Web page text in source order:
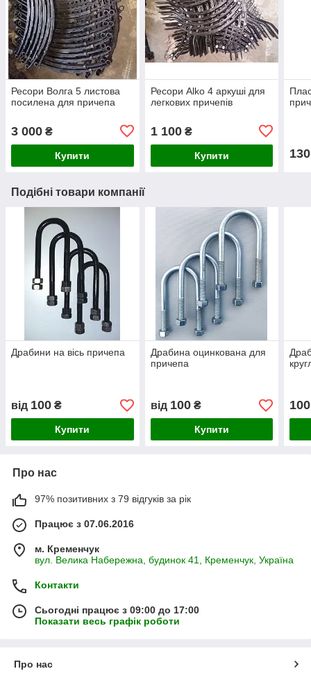
Ресори Волга 5 листова
посилена для причепа
3 000 ₴
Купити
Ресори Alko 4 аркуші для
легкових причепів
1 100₴
Купити 130
Подібні товари компанії
Драбини на вісь причепа
від 100 ₴
Купити
Драбина оцинкована для
причепа
від 100₴
Купити
100
Про нас
97% позитивних з 79 відгуків за рік
Працює з 07.06.2016
м. Кременчук
вул. Велика Набережна, будинок 41, Кременчук, Україна
Контакти
Сьогодні працює з 09:00 до 17:00
Показати весь графік роботи
Про нас